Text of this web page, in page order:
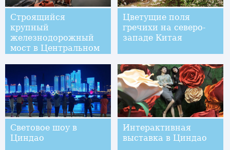
Строящийся
крупный
железнодорожный
мост в Центральном
птичьего полета
Цветущие поля
гречихи на северо-
западе Китая
Световое шоу в
Циндао
Интерактивная
выставка в Циндао